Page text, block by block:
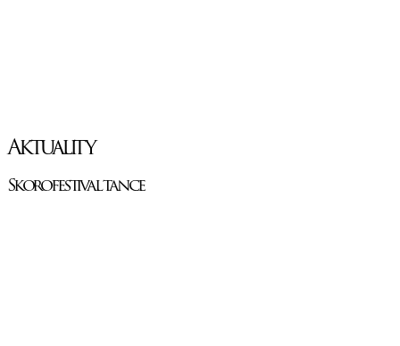
Aktuality
Skorofestival tance